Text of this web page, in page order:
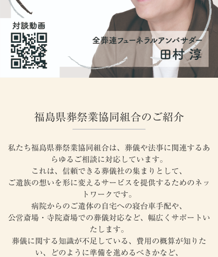
福島県葬祭業協同組合のご紹介
私たち福島県葬祭業協同組合は、葬儀や法事に関連するあ
らゆるご相談に対応しています。
これは、信頼できる葬儀社の集まりとして、
ご遺族の想いを形に変えるサービスを提供するためのネッ
トワークです。
病院からのご遺体の自宅への寝台車手配や、
公営斎場・寺院斎場での葬儀対応など、幅広くサポートい
たします。
葬儀に関する知識が不足している、費用の概算が知りた
い、どのように準備を進めるべきかなど、